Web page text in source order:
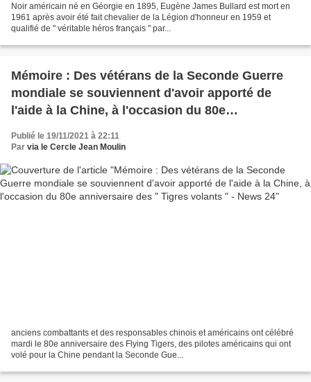
Noir américain né en Géorgie en 1895, Eugène James Bullard est mort en
1961 après avoir été fait chevalier de la Légion d'honneur en 1959 et
qualifié de " véritable héros français " par...
Mémoire : Des vétérans de la Seconde Guerre
mondiale se souviennent d'avoir apporté de
l'aide à la Chine, à l'occasion du 80e
anniversaire des " Tigres volants " - News 24
Publié le 19/11/2021 à 22:11
Par via le Cercle Jean Moulin
anciens combattants et des responsables chinois et américains ont célébré
mardi le 80e anniversaire des Flying Tigers, des pilotes américains qui ont
volé pour la Chine pendant la Seconde Gue...